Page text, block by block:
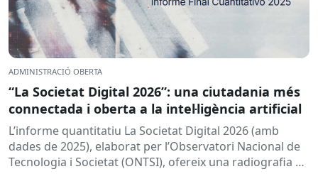
ADMINISTRACIÓ OBERTA
“La Societat Digital 2026”: una ciutadania més
connectada i oberta a la intel·ligència artificial
L’informe quantitatiu La Societat Digital 2026 (amb
dades de 2025), elaborat per l’Observatori Nacional de
Tecnologia i Societat (ONTSI), ofereix una radiografia de